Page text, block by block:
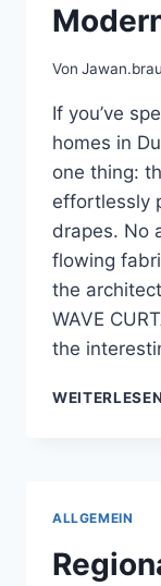
Von
If you’ve
homes in
one thing:
effortlessly
drapes. No
flowing
the
WAVE
the
WEITERLESEN
ALLGEMEIN